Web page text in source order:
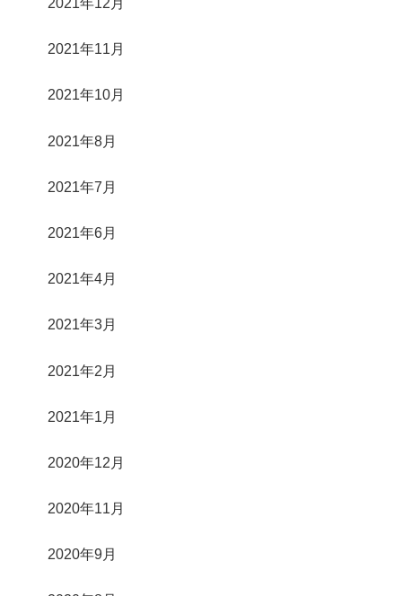
2021年12月
2021年11月
2021年10月
2021年8月
2021年7月
2021年6月
2021年4月
2021年3月
2021年2月
2021年1月
2020年12月
2020年11月
2020年9月